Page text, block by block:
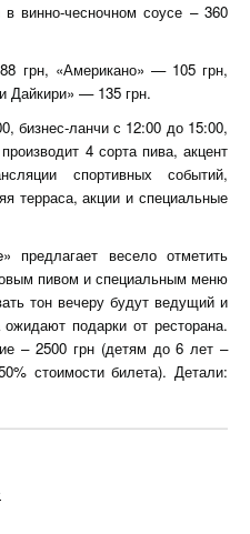
винно-чесночном соусе – 360
грн, «Американо» — 105 грн,
Дайкири» — 135 грн.
бизнес-ланчи с 12:00 до 15:00,
4 сорта пива, акцент
спортивных событий,
терраса, акции и специальные
предлагает весело отметить
пивом и специальным меню
тон вечеру будут ведущий и
подарки от ресторана.
– 2500 грн (детям до 6 лет –
стоимости билета). Детали: